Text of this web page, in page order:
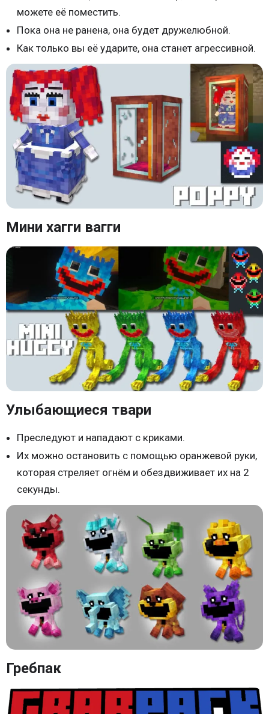
можете её поместить.
Пока она не ранена, она будет дружелюбной.
Как только вы её ударите, она станет агрессивной.
Мини хагги вагги
Улыбающиеся твари
Преследуют и нападают с криками.
Их можно остановить с помощью оранжевой руки,
которая стреляет огнём и обездвиживает их на 2
секунды.
Гребпак